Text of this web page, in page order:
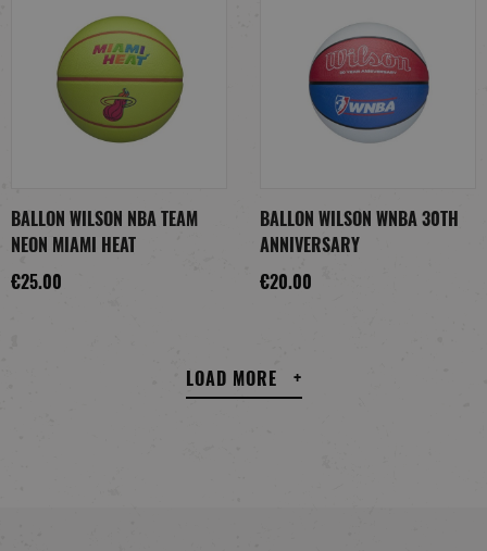
BALLON WILSON NBA TEAM
NEON MIAMI HEAT
€25.00
BALLON WILSON WNBA 30TH
ANNIVERSARY
€20.00
LOAD MORE